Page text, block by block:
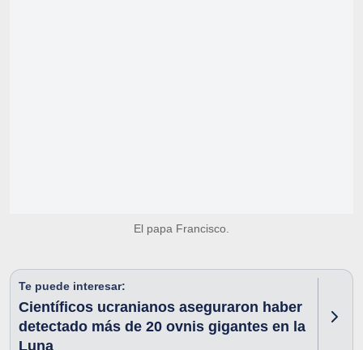
El papa Francisco.
Te puede interesar:
Científicos ucranianos aseguraron haber
detectado más de 20 ovnis gigantes en la
Luna